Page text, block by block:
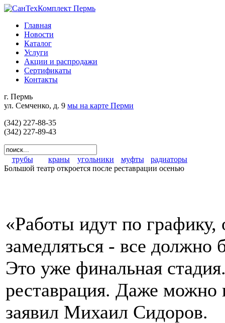
Главная
Новости
Каталог
Услуги
Акции и распродажи
Сертификаты
Контакты
г. Пермь
ул. Семченко, д. 9 мы на карте Перми
(342) 227-88-35
(342) 227-89-43
трубы краны угольники муфты
радиаторы
Большой театр откроется после реставрации осенью
«Работы идут по графику,
замедляться - все должно
Это уже финальная
реставрация. Даже можно
заявил Михаил Сидоров.